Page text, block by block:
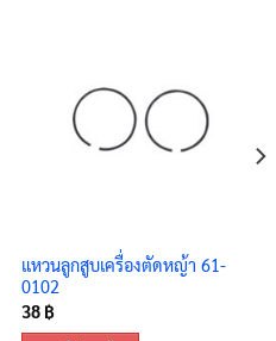
แหวนลูกสูบเครื่องตัดหญ้า 61-
0102
38 ฿